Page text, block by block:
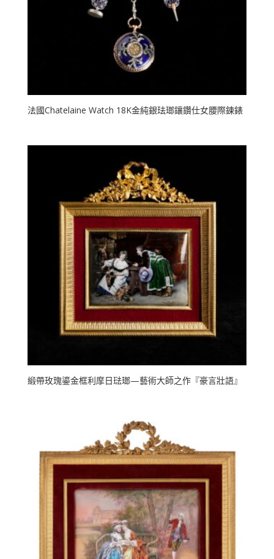
法國Chatelaine Watch 18K金純銀珐瑯鑲鑽仕女腰際鍊錶
緞帶玫瑰鎏金框利摩日琺瑯—藝術大師之作『豪言壯語』